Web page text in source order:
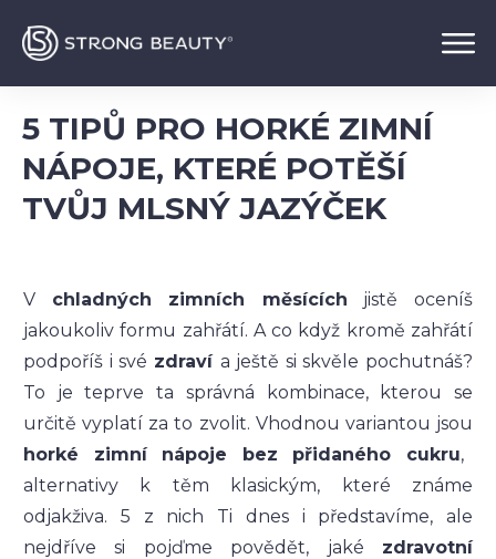
5 TIPŮ PRO HORKÉ ZIMNÍ
NÁPOJE, KTERÉ POTĚŠÍ
TVŮJ MLSNÝ JAZÝČEK
V chladných zimních měsících jistě oceníš
jakoukoliv formu zahřátí. A co když kromě zahřátí
podpoříš i své zdraví a ještě si skvěle pochutnáš?
To je teprve ta správná kombinace, kterou se
určitě vyplatí za to zvolit. Vhodnou variantou jsou
horké zimní nápoje bez přidaného cukru,
alternativy k těm klasickým, které známe
odjakživa. 5 z nich Ti dnes i představíme, ale
nejdříve si pojďme povědět, jaké zdravotní